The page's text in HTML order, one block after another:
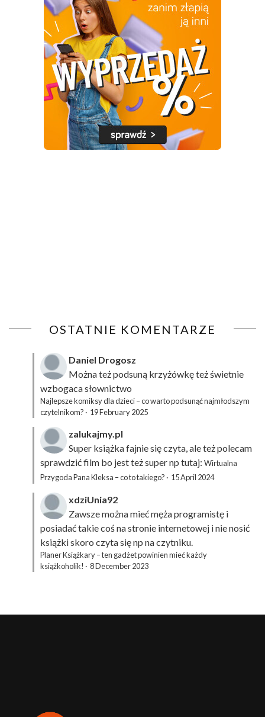
OSTATNIE KOMENTARZE
Daniel Drogosz
Można też podsuną krzyżówkęteż świetnie
wzbogaca słownictwo
Najlepsze komiksy dla dzieci – co warto podsunąć najmłodszym
czytelnikom? · 19 February 2025
zalukajmy.pl
Super książka fajnie się czyta, ale też polecam
sprawdzić film bo jest też super np tutaj: Wirtualna
Przygoda Pana Kleksa – co to takiego? · 15 April 2024
xdziUnia92
Zawsze można mieć męża programistę i
posiadać takie coś na stronie internetowej i nie nosić
książki skoro czyta się np na czytniku.
Planer Książkary – ten gadżet powinien mieć każdy
książkoholik! · 8 December 2023